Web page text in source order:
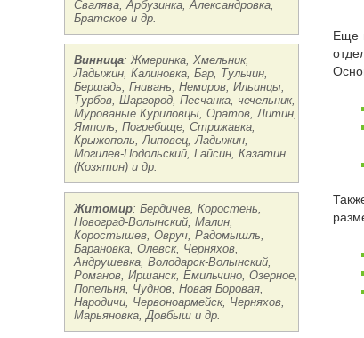
Свалява, Арбузинка, Александровка,
Братское и др.
Винница: Жмеринка, Хмельник,
Ладыжин, Калиновка, Бар, Тульчин,
Бершадь, Гнивань, Немиров, Ильинцы,
Турбов, Шаргород, Песчанка, чечельник,
Мурованые Куриловцы, Оратов, Литин,
Ямполь, Погребище, Стрижавка,
Крыжополь, Липовец, Ладыжин,
Могилев-Подольский, Гайсин, Казатин
(Козятин) и др.
Житомир: Бердичев, Коростень,
Новоград-Волынский, Малин,
Коростышев, Овруч, Радомышль,
Барановка, Олевск, Черняхов,
Андрушевка, Володарск-Волынский,
Романов, Иршанск, Емильчино, Озерное,
Попельня, Чуднов, Новая Боровая,
Народичи, Червоноармейск, Черняхов,
Марьяновка, Довбыш и др.
Еще при покупке кухонного оборудования необходимо определиться с вариантом установки, поскольку существуют встраиваемые и
Также важно, чтобы на электродуховку не попадала вода при использовании мойки на кухне. Оптимально рассмотреть такие варианты